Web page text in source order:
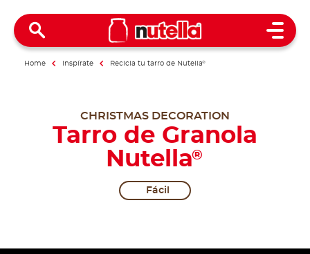
Open
Home Inspírate Recicla tu tarro de Nutella®
CHRISTMAS DECORATION
Tarro de Granola
Nutella®
Fácil